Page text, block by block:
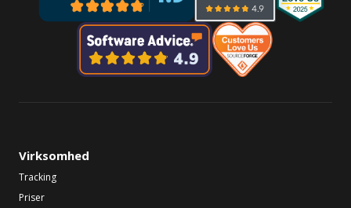
Virksomhed
Tracking
Priser